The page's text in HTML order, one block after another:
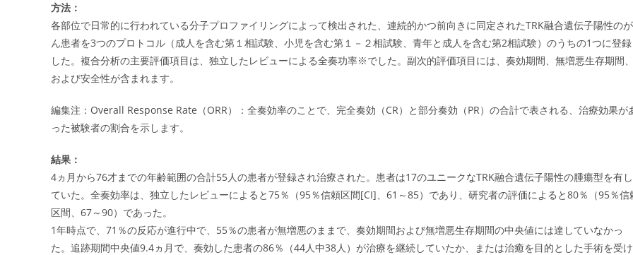
方法：
各部位で日常的に行われている分子プロファイリングによって検出された、連続的かつ前向きに同定されたTRK融合遺伝子陽性のが
ん患者を3つのプロトコル（成人を含む第１相試験、小児を含む第１－２相試験、青年と成人を含む第2相試験）のうちの1つに登録
した。複合分析の主要評価項目は、独立したレビューによる全奏功率※でした。副次的評価項目には、奏効期間、無増悪生存期間、
および安全性が含まれます。
編集注：Overall Response Rate（ORR）：全奏効率のことで、完全奏効（CR）と部分奏効（PR）の合計で表される、治療効果が
った被験者の割合を示します。
結果：
4ヵ月から76才までの年齢範囲の合計55人の患者が登録され治療された。患者は17のユニークなTRK融合遺伝子陽性の腫瘍型を有し
ていた。全奏効率は、独立したレビューによると75％（95％信頼区間[CI]、61～85）であり、研究者の評価によると80％（95％信
区間、67～90）であった。
1年時点で、71％の反応が進行中で、55％の患者が無増悪のままで、奏効期間および無増悪生存期間の中央値には達していなかっ
た。追跡期間中央値9.4ヵ月で、奏効した患者の86％（44人中38人）が治療を継続していたか、または治癒を目的とした手術を受け